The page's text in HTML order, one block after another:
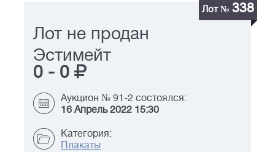
Лот № 338
Лот не продан
Эстимейт
0 - 0
Аукцион № 91-2 состоялся:
16 Апрель 2022 15:30
Категория:
Плакаты